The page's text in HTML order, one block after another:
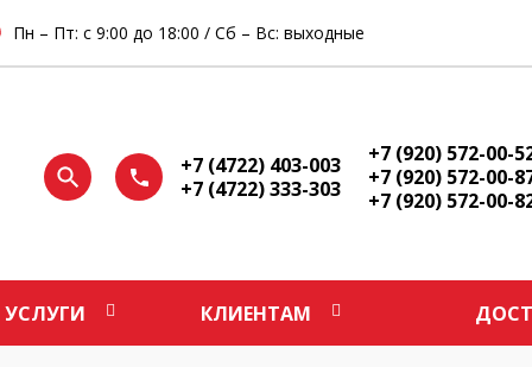
Пн – Пт: с 9:00 до 18:00 / Сб – Вс: выходные
+7 (4722) 403-003
+7 (4722) 333-303
+7 (920) 572-00-
+7 (920) 572-00-
+7 (920) 572-00-
УСЛУГИ КЛИЕНТАМ